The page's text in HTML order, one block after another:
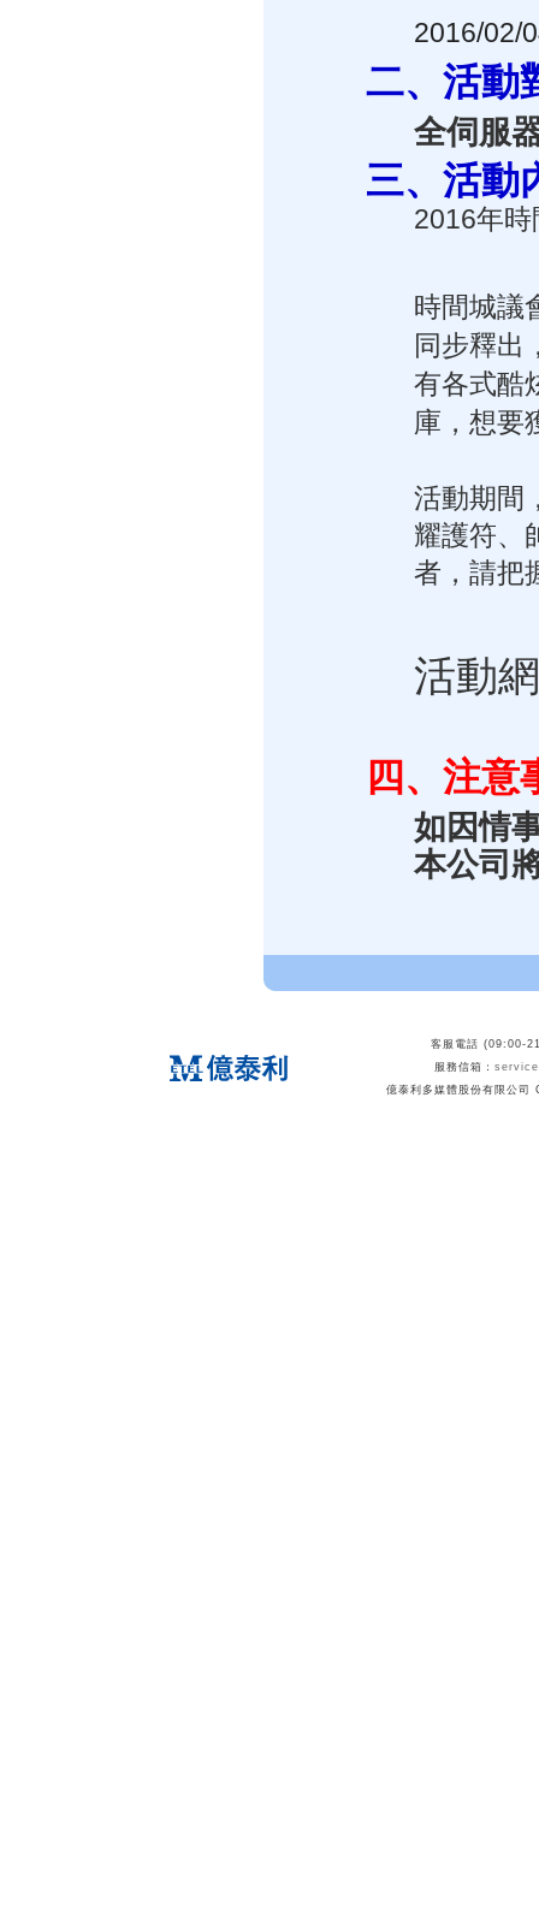
2016/02/
二、活動
全伺服
三、活動
2016年
時間城議
同步釋出
有各式酷
庫，想要
活動期間
耀護符、
者，請把
活動
四、注意
如因情
本公司